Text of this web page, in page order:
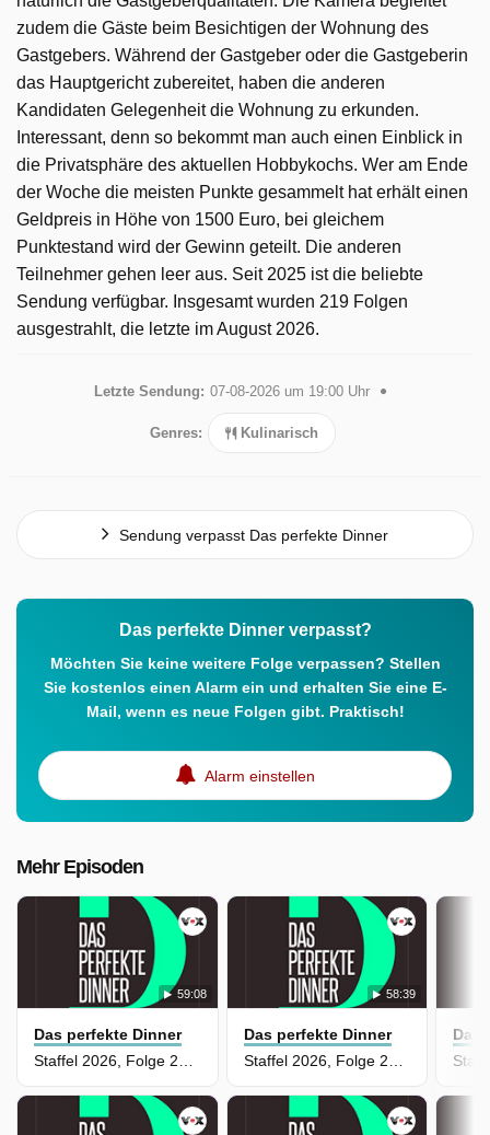
zudem die Gäste beim Besichtigen der Wohnung des
Gastgebers. Während der Gastgeber oder die Gastgeberin
das Hauptgericht zubereitet, haben die anderen
Kandidaten Gelegenheit die Wohnung zu erkunden.
Interessant, denn so bekommt man auch einen Einblick in
die Privatsphäre des aktuellen Hobbykochs. Wer am Ende
der Woche die meisten Punkte gesammelt hat erhält einen
Geldpreis in Höhe von 1500 Euro, bei gleichem
Punktestand wird der Gewinn geteilt. Die anderen
Teilnehmer gehen leer aus. Seit 2025 ist die beliebte
Sendung verfügbar. Insgesamt wurden 219 Folgen
ausgestrahlt, die letzte im August 2026.
Letzte Sendung: 07-08-2026 um 19:00 Uhr
Genres: Kulinarisch
Sendung verpasst Das perfekte Dinner
Das perfekte Dinner verpasst?
Möchten Sie keine weitere Folge verpassen? Stellen
Sie kostenlos einen Alarm ein und erhalten Sie eine E-
Mail, wenn es neue Folgen gibt. Praktisch!
Alarm einstellen
Mehr Episoden
59:08
Das perfekte Dinner
Staffel 2026, Folge 212 - Tag 4: Kolja, Ruhrgebiet
58:39
Das perfekte Dinner
Staffel 2026, Folge 211 - Tag 3: Karo, Ruhrgebiet
Das